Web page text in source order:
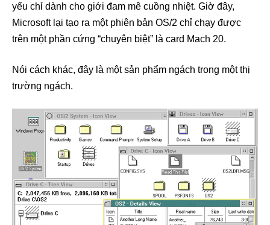
yếu chỉ dành cho giới đam mê cuồng nhiệt. Giờ đây,
Microsoft lại tạo ra một phiên bản OS/2 chỉ chạy được
trên một phần cứng “chuyên biệt” là card Mach 20.
Nói cách khác, đây là một sản phẩm ngách trong một thị
trường ngách.